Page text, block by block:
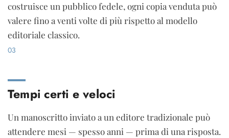
costruisce un pubblico fedele, ogni copia venduta può
valere fino a venti volte di più rispetto al modello
editoriale classico.
03
Tempi certi e veloci
Un manoscritto inviato a un editore tradizionale può
attendere mesi — spesso anni — prima di una risposta.